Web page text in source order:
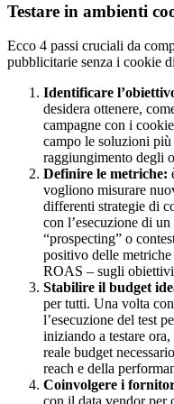
Testare in ambienti
Ecco 4 passi cruciali da
pubblicitarie senza i cookie
Identificare
desidera ottenere,
campagne con i
campo le soluzioni
raggiungimento degli
Definire le metriche:
vogliono misurare
differenti strategie di
con l’esecuzione di
“prospecting” o
positivo delle
ROAS – sugli obiettivi
Stabilire il budget
per tutti. Una volta
l’esecuzione del test
iniziando a testare
reale budget
reach e della
Coinvolgere i